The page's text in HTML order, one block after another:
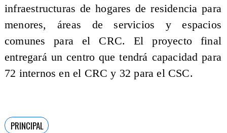
infraestructuras de hogares de residencia para
menores, áreas de servicios y espacios
comunes para el CRC. El proyecto final
entregará un centro que tendrá capacidad para
72 internos en el CRC y 32 para el CSC.
PRINCIPAL